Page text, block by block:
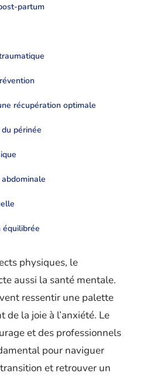
partum
récupération optimale
périnée
physiques, le
aussi la santé mentale.
ressentir une palette
de la joie à l’anxiété. Le
et des professionnels
pour naviguer
et retrouver un